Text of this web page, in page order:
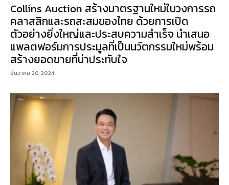
Collins Auction สร้างมาตรฐานใหม่ในวงการรถ
คลาสสิกและรถสะสมของไทย ด้วยการเปิด
ตัวอย่างยิ่งใหญ่และประสบความสำเร็จ นำเสนอ
แพลตฟอร์มการประมูลที่เป็นนวัตกรรมใหม่พร้อม
สร้างยอดขายที่น่าประทับใจ
ธันวาคม 20, 2024